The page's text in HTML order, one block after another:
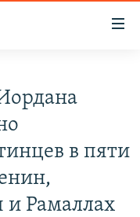
в пяти
и Рамаллах